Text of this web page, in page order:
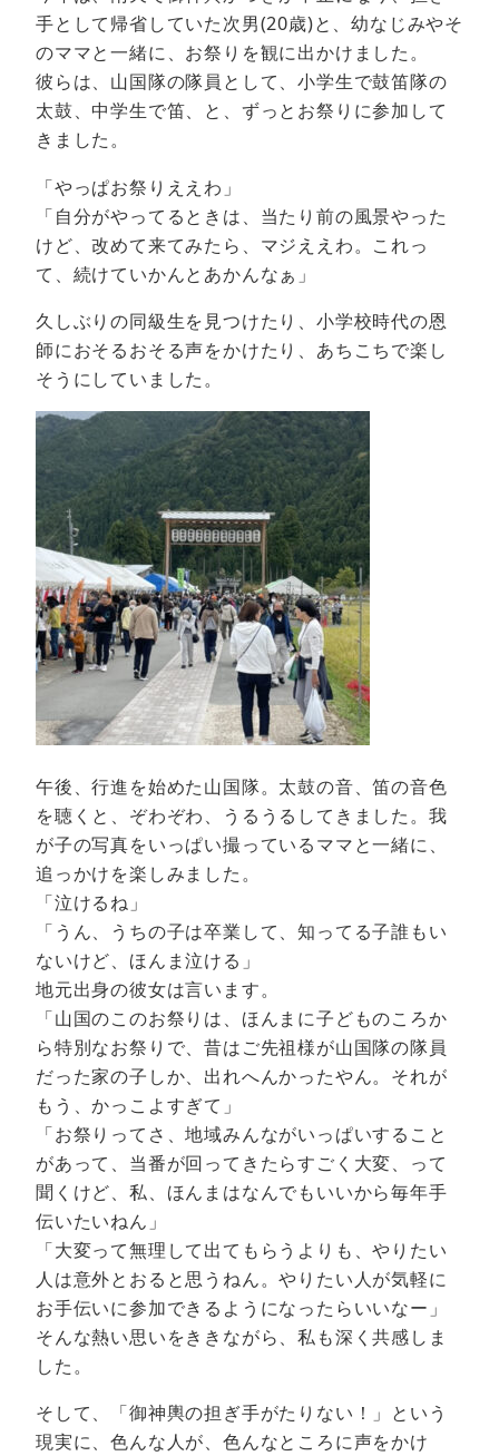
手として帰省していた次男(20歳)と、幼なじみやそ
のママと一緒に、お祭りを観に出かけました。
彼らは、山国隊の隊員として、小学生で鼓笛隊の
太鼓、中学生で笛、と、ずっとお祭りに参加して
きました。
「やっぱお祭りええわ」
「自分がやってるときは、当たり前の風景やった
けど、改めて来てみたら、マジええわ。これっ
て、続けていかんとあかんなぁ」
久しぶりの同級生を見つけたり、小学校時代の恩
師におそるおそる声をかけたり、あちこちで楽し
そうにしていました。
午後、行進を始めた山国隊。太鼓の音、笛の音色
を聴くと、ぞわぞわ、うるうるしてきました。我
が子の写真をいっぱい撮っているママと一緒に、
追っかけを楽しみました。
「泣けるね」
「うん、うちの子は卒業して、知ってる子誰もい
ないけど、ほんま泣ける」
地元出身の彼女は言います。
「山国のこのお祭りは、ほんまに子どものころか
ら特別なお祭りで、昔はご先祖様が山国隊の隊員
だった家の子しか、出れへんかったやん。それが
もう、かっこよすぎて」
「お祭りってさ、地域みんながいっぱいすること
があって、当番が回ってきたらすごく大変、って
聞くけど、私、ほんまはなんでもいいから毎年手
伝いたいねん」
「大変って無理して出てもらうよりも、やりたい
人は意外とおると思うねん。やりたい人が気軽に
お手伝いに参加できるようになったらいいなー」
そんな熱い思いをききながら、私も深く共感しま
した。
そして、「御神輿の担ぎ手がたりない！」という
現実に、色んな人が、色んなところに声をかけ